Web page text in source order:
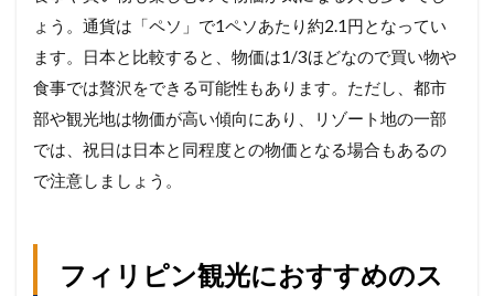
ょう。通貨は「ペソ」で1ペソあたり約2.1円となってい
ます。日本と比較すると、物価は1/3ほどなので買い物や
食事では贅沢をできる可能性もあります。ただし、都市
部や観光地は物価が高い傾向にあり、リゾート地の一部
では、祝日は日本と同程度との物価となる場合もあるの
で注意しましょう。
フィリピン観光におすすめのス